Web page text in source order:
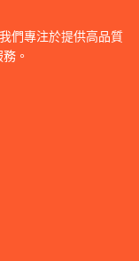
們專注於提供高品質
。